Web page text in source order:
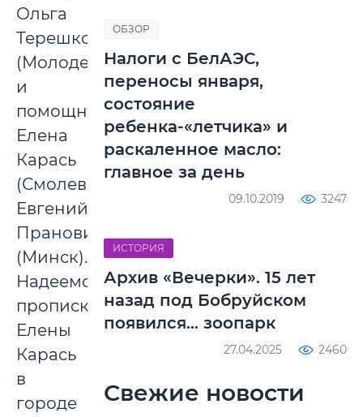
Ольга
Терешко
(Молодечно)
и
помощники
Елена
Карась
(Смолевичи),
Евгений
Пранович
(Минск).
Надеемся,
прописка
Елены
Карась
в
городе
ОБЗОР
Налоги с БелАЭС,
переносы января,
состояние
ребенка-«летчика» и
раскаленное масло:
главное за день
09.10.2019 3247
ИСТОРИЯ
Архив «Вечерки». 15 лет
назад под Бобруйском
появился... зоопарк
27.04.2025 2460
Свежие новости